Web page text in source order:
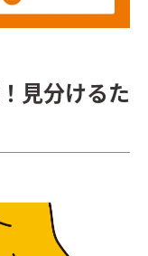
見分けるた